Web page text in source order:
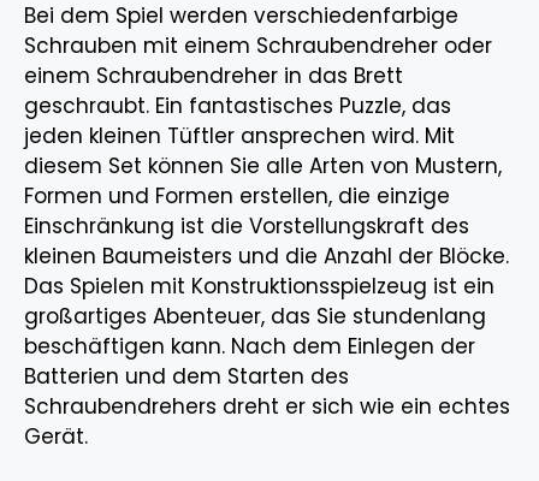
Bei dem Spiel werden verschiedenfarbige
Schrauben mit einem Schraubendreher oder
einem Schraubendreher in das Brett
geschraubt. Ein fantastisches Puzzle, das
jeden kleinen Tüftler ansprechen wird. Mit
diesem Set können Sie alle Arten von Mustern,
Formen und Formen erstellen, die einzige
Einschränkung ist die Vorstellungskraft des
kleinen Baumeisters und die Anzahl der Blöcke.
Das Spielen mit Konstruktionsspielzeug ist ein
großartiges Abenteuer, das Sie stundenlang
beschäftigen kann. Nach dem Einlegen der
Batterien und dem Starten des
Schraubendrehers dreht er sich wie ein echtes
Gerät.